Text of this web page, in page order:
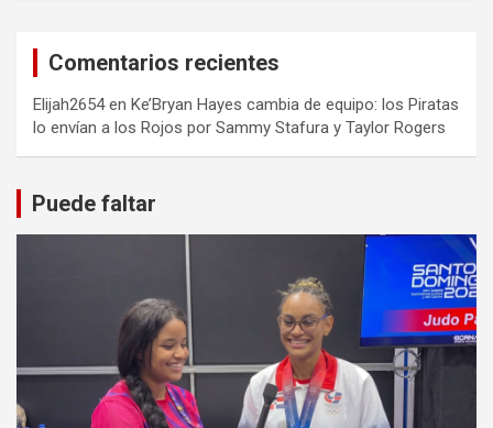
Comentarios recientes
Elijah2654en Ke’Bryan Hayes cambia de equipo: los Piratas
lo envían a los Rojos por Sammy Stafura y Taylor Rogers
Puede faltar